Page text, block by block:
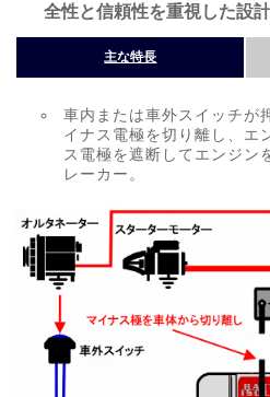
全性と信頼性を重視した設
主な特長
車内または車外スイッチが
イナス電極を切り離し、エ
ス電極を遮断してエンジン
レーカー。